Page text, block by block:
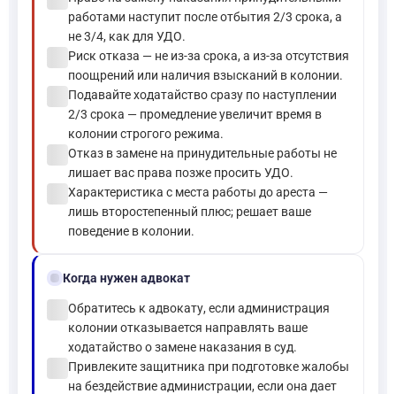
работами наступит после отбытия 2/3 срока, а
не 3/4, как для УДО.
Риск отказа — не из-за срока, а из-за отсутствия
поощрений или наличия взысканий в колонии.
Подавайте ходатайство сразу по наступлении
2/3 срока — промедление увеличит время в
колонии строгого режима.
Отказ в замене на принудительные работы не
лишает вас права позже просить УДО.
Характеристика с места работы до ареста —
лишь второстепенный плюс; решает ваше
поведение в колонии.
gavelКогда нужен адвокат
Обратитесь к адвокату, если администрация
колонии отказывается направлять ваше
ходатайство о замене наказания в суд.
Привлеките защитника при подготовке жалобы
на бездействие администрации, если она дает